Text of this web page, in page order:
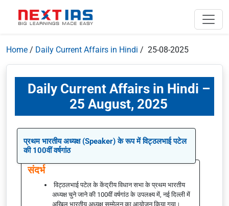
Home / Daily Current Affairs in Hindi / 25-08-2025
Daily Current Affairs in Hindi –
25 August, 2025
प्रथम भारतीय अध्यक्ष (Speaker) के रूप में विट्ठलभाई पटेल
की 100वीं वर्षगांठ
संदर्भ
विट्ठलभाई पटेल के केंद्रीय विधान सभा के प्रथम भारतीय
अध्यक्ष चुने जाने की 100वीं वर्षगांठ के उपलक्ष्य में, नई दिल्ली में
अखिल भारतीय अध्यक्ष सम्मेलन का आयोजन किया गया।